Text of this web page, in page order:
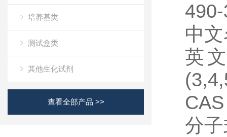
培养基类
测试盒类
其他生化试剂
查看全部产品 >>
中
英
分